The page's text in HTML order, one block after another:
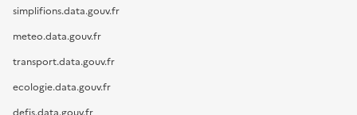
simplifions.data.gouv.fr
meteo.data.gouv.fr
transport.data.gouv.fr
ecologie.data.gouv.fr